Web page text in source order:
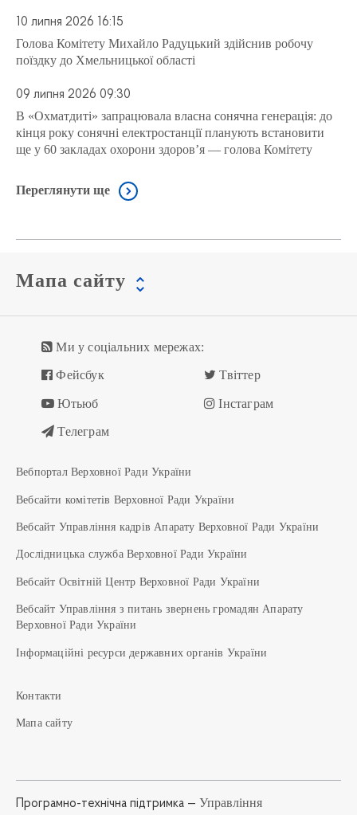
10 липня 2026 16:15
Голова Комітету Михайло Радуцький здійснив робочу
поїздку до Хмельницької області
09 липня 2026 09:30
В «Охматдиті» запрацювала власна сонячна генерація: до
кінця року сонячні електростанції планують встановити
ще у 60 закладах охорони здоров’я — голова Комітету
Переглянути ще
Мапа сайту
Ми у соціальних мережах:
Фейсбук Твіттер
Ютьюб Інстаграм
Телеграм
Вебпортал Верховної Ради України
Вебсайти комітетів Верховної Ради України
Вебсайт Управління кадрів Апарату Верховної Ради України
Дослідницька служба Верховної Ради України
Вебсайт Освітній Центр Верховної Ради України
Вебсайт Управління з питань звернень громадян Апарату
Верховної Ради України
Інформаційні ресурси державних органів України
Контакти
Мапа сайту
Програмно-технічна підтримка — Управління